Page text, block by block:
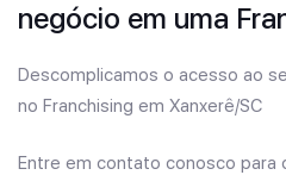
negócio em uma
Descomplicamos o acesso ao
no Franchising em Xanxerê/SC
Entre em contato conosco para